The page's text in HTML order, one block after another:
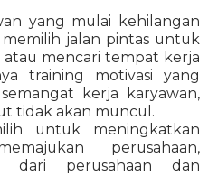
yang mulai kehilangan
memilih jalan pintas untuk
atau mencari tempat kerja
training motivasi yang
kerja karyawan,
tidak akan muncul.
untuk meningkatkan
perusahaan,
dari perusahaan dan